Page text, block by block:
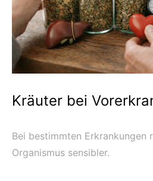
Kräuter bei
Bei bestimmten Erkrankungen
Organismus sensibler.